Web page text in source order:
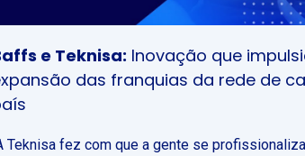
e Teknisa: Inovação que
das franquias da rede de
Teknisa fez com que a gente se